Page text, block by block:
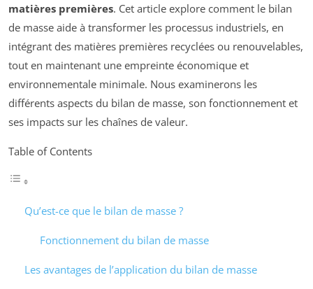
matières premières. Cet article explore comment le bilan
de masse aide à transformer les processus industriels, en
intégrant des matières premières recyclées ou renouvelables,
tout en maintenant une empreinte économique et
environnementale minimale. Nous examinerons les
différents aspects du bilan de masse, son fonctionnement et
ses impacts sur les chaînes de valeur.
Table of Contents
Qu’est-ce que le bilan de masse ?
Fonctionnement du bilan de masse
Les avantages de l’application du bilan de masse